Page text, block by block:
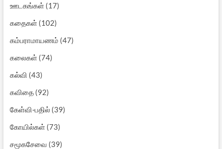
ஊடகங்கள்(17)
கதைகள்(102)
கம்பராமாயணம் (47)
கலைகள்(74)
கல்வி (43)
கவிதை(92)
கேள்வி-பதில்(39)
கோயில்கள்(73)
சமூகசேவை (39)